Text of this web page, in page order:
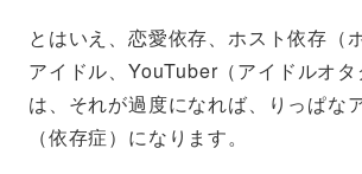
とはいえ、恋愛依存、ホスト依存（
アイドル、YouTuber（アイドルオタ
は、それが過度になれば、りっぱな
（依存症）になります。